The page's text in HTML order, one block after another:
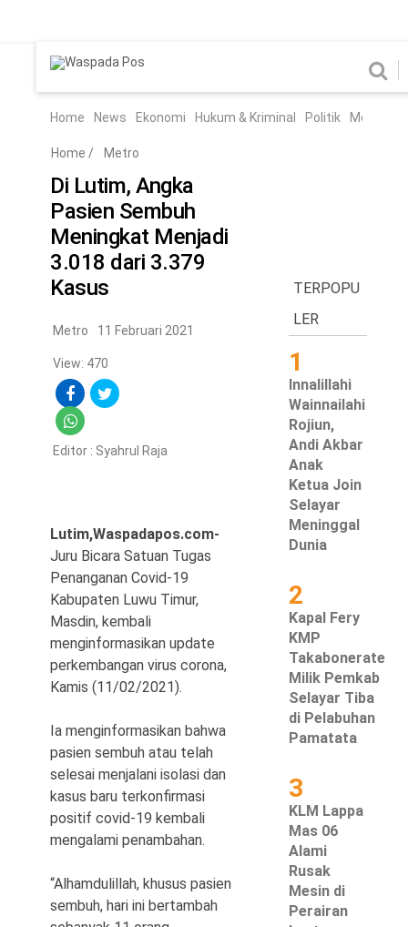
Ekonomi Hukum & Kriminal
Hiburan Pendidikan
Edukasi Tekno
News
Ekonomi
Hukum & Kriminal
Metro
Hiburan
Pendidikan
Edukasi
Tekno
Copyright
Home News Ekonomi Hukum & Kriminal Politik Metro
Home / Metro
Di Lutim, Angka
Pasien Sembuh
Meningkat Menjadi
3.018 dari 3.379
Kasus
Metro 11 Februari 2021
View: 470
Editor : Syahrul Raja
Lutim,Waspadapos.com-
Juru Bicara Satuan Tugas
Penanganan Covid-19
Kabupaten Luwu Timur,
Masdin, kembali
menginformasikan update
perkembangan virus corona,
Kamis (11/02/2021).
Ia menginformasikan bahwa
pasien sembuh atau telah
selesai menjalani isolasi dan
kasus baru terkonfirmasi
positif covid-19 kembali
mengalami penambahan.
“Alhamdulillah, khusus pasien
sembuh, hari ini bertambah
TERPOPU
LER
1
Innalillahi
Wainnailahi
Rojiun,
Andi Akbar
Anak
Ketua Join
Selayar
Meninggal
Dunia
2
Kapal Fery
KMP
Takabonerate
Milik Pemkab
Selayar Tiba
di Pelabuhan
Pamatata
3
KLM Lappa
Mas 06
Alami
Rusak
Mesin di
Perairan